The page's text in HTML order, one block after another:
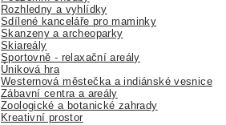
Rozhledny a vyhlídky
Sdílené kanceláře pro maminky
Skanzeny a archeoparky
Skiareály
Sportovně - relaxační areály
Úniková hra
Westernová městečka a indiánské vesnice
Zábavní centra a areály
Zoologické a botanické zahrady
Kreativní prostor